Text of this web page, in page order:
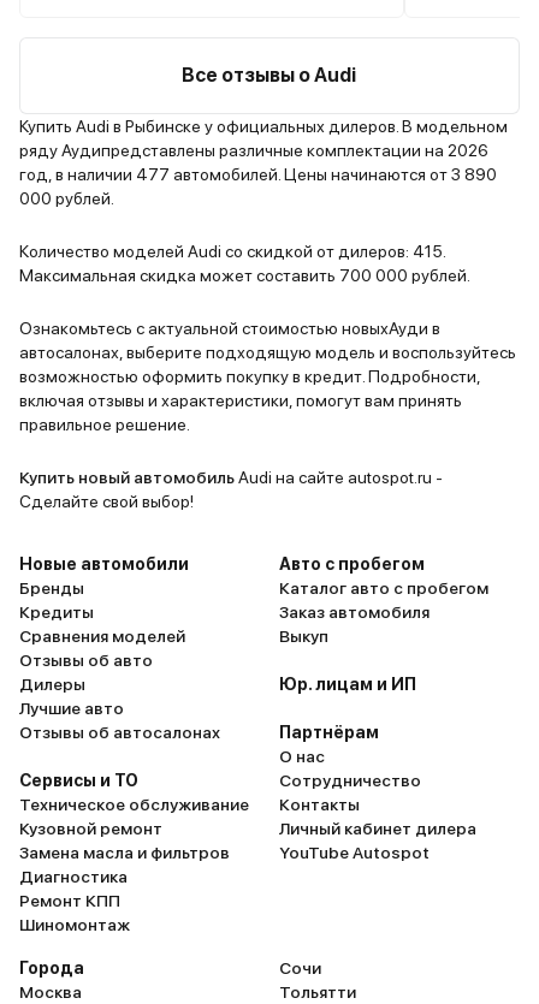
Москве и
90%
батареи.
самом
позволяют
мощи
Обычно
в
Вашим
Добавлю
Все отзывы о Audi
Купить Audi в Рыбинске у официальных дилеров. В модельном
ряду Аудипредставлены различные комплектации на 2026
год, в наличии 477 автомобилей. Цены начинаются от 3 890
000 рублей.
Количество моделей Audi со скидкой от дилеров: 415.
Максимальная скидка может составить 700 000 рублей.
Ознакомьтесь с актуальной стоимостью новыхАуди в
автосалонах, выберите подходящую модель и воспользуйтесь
возможностью оформить покупку в кредит. Подробности,
включая отзывы и характеристики, помогут вам принять
правильное решение.
Купить новый автомобильAudi на сайте autospot.ru -
Сделайте свой выбор!
Новые автомобили
Бренды
Кредиты
Сравнения моделей
Отзывы об авто
Дилеры
Лучшие авто
Отзывы об автосалонах
Сервисы и ТО
Техническое обслуживание
Кузовной ремонт
Замена масла и фильтров
Диагностика
Ремонт КПП
Шиномонтаж
Авто с пробегом
Каталог авто с пробегом
Заказ автомобиля
Выкуп
Юр. лицам и ИП
Партнёрам
О нас
Сотрудничество
Контакты
Личный кабинет дилера
YouTube Autospot
Города
Москва
Сочи
Тольятти